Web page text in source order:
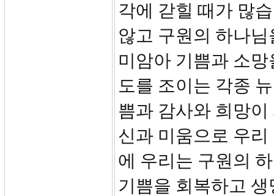
각에 갇힐 때가 많
않고 구원의 하나
미암아 기쁨과 소
도를 조이는 각종
쁨과 감사와 희망
신과 미움으로 우
에 우리는 구원의
기쁨을 회복하고